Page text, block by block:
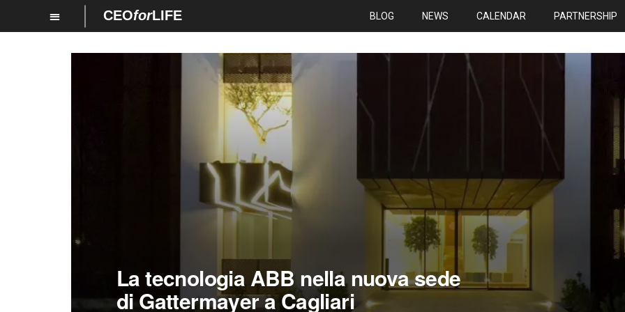
CEOforLIFE BLOG NEWS CALENDAR PARTNERSHIP
La tecnologia ABB nella nuova sede
di Gattermayer a Cagliari